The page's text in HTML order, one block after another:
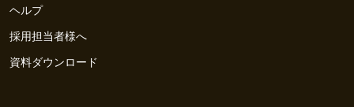
ヘルプ
採用担当者様へ
資料ダウンロード